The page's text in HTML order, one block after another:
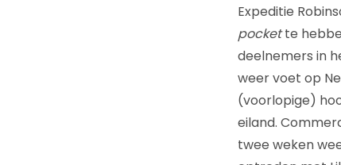
Expeditie
pockette
deelnemers in
weer voet op
(voorlopige)
eiland.
twee weken